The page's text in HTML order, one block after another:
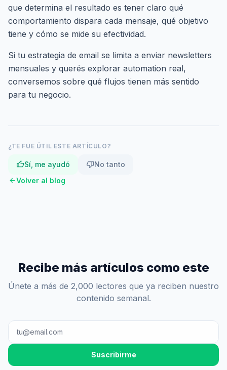
que determina el resultado es tener claro qué
comportamiento dispara cada mensaje, qué objetivo
tiene y cómo se mide su efectividad.
Si tu estrategia de email se limita a enviar newsletters
mensuales y querés explorar automation real,
conversemos sobre qué flujos tienen más sentido
para tu negocio.
¿TE FUE ÚTIL ESTE ARTÍCULO?
thumb_upSí, me ayudó thumb_downNo tanto
arrow_backVolver al blog
Recibe más artículos como este
Únete a más de 2,000 lectores que ya reciben nuestro
contenido semanal.
Suscribirme